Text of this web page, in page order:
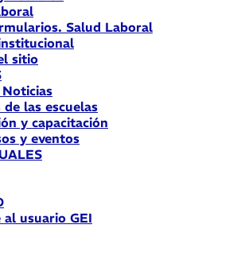
Salud Laboral
sitio
de las escuelas
y capacitación
y eventos
usuario GEI